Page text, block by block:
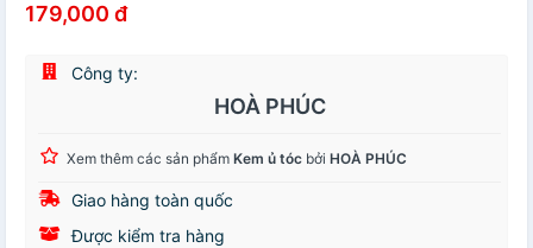
179,000 đ
Công ty:
HOÀ PHÚC
Xem thêm các sản phẩm Kem ủ tóc bởi HOÀ PHÚC
Giao hàng toàn quốc
Được kiểm tra hàng